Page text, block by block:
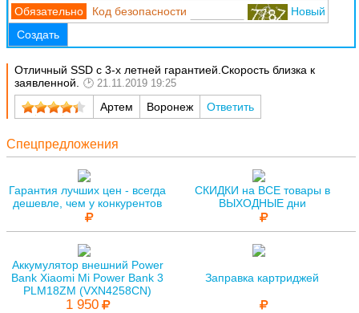
Код безопасности
Новый
Создать
Отличный SSD с 3-х летней гарантией.Скорость близка к
заявленной.
21.11.2019 19:25
Артем Воронеж Ответить
Спецпредложения
Гарантия лучших цен - всегда
дешевле, чем у конкурентов
СКИДКИ на ВСЕ товары в
ВЫХОДНЫЕ дни
Аккумулятор внешний Power
Bank Xiaomi Mi Power Bank 3
PLM18ZM (VXN4258CN)
1 950
Заправка картриджей